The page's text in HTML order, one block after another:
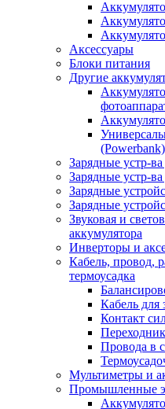
Аксессуары
Блоки питания
Другие
(Powerbank)
Зарядные устр-
Зарядные устр-
Зарядные
Зарядные
Звуковая и
аккумулятора
Инверторы и
Кабель, провод,
термоусадка
Кабель для
Контакт
Провода в
Мультиметры и
Промышленные